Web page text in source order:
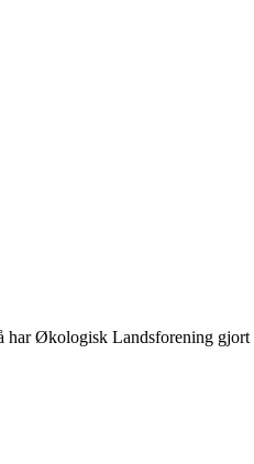
Økologisk Landsforening